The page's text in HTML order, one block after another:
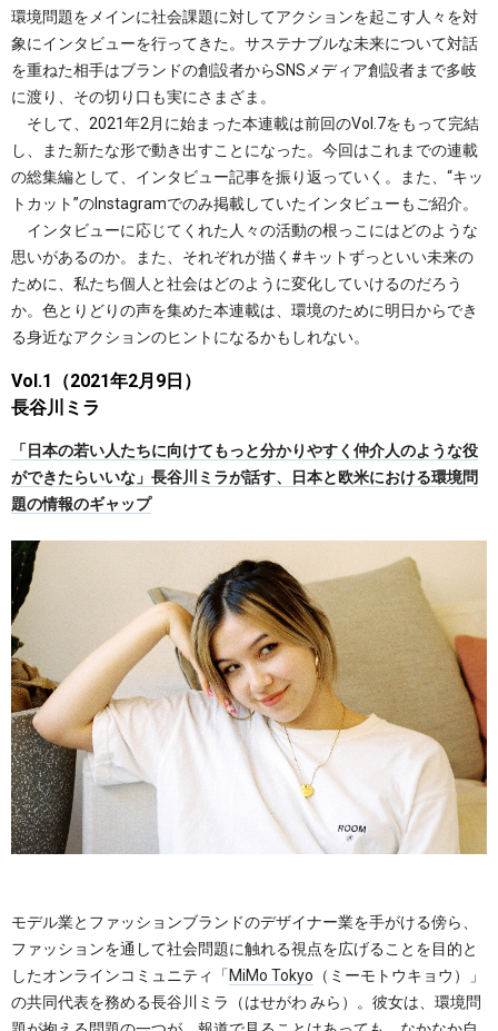
環境問題をメインに社会課題に対してアクションを起こす人々を対
象にインタビューを行ってきた。サステナブルな未来について対話
を重ねた相手はブランドの創設者からSNSメディア創設者まで多岐
に渡り、その切り口も実にさまざま。
そして、2021年2月に始まった本連載は前回のVol.7をもって完結
し、また新たな形で動き出すことになった。今回はこれまでの連載
の総集編として、インタビュー記事を振り返っていく。また、“キッ
トカット”のInstagramでのみ掲載していたインタビューもご紹介。
インタビューに応じてくれた人々の活動の根っこにはどのような
思いがあるのか。また、それぞれが描く#キットずっといい未来の
ために、私たち個人と社会はどのように変化していけるのだろう
か。色とりどりの声を集めた本連載は、環境のために明日からでき
る身近なアクションのヒントになるかもしれない。
Vol.1（2021年2月9日）
長谷川ミラ
「日本の若い人たちに向けてもっと分かりやすく仲介人のような役
ができたらいいな」長谷川ミラが話す、日本と欧米における環境問
題の情報のギャップ
モデル業とファッションブランドのデザイナー業を手がける傍ら、
ファッションを通して社会問題に触れる視点を広げることを目的と
したオンラインコミュニティ「 MiMo Tokyo （ミーモトウキョウ）」
の共同代表を務める長谷川ミラ（はせがわ みら）。彼女は、環境問